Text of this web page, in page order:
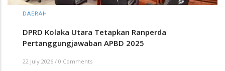
DAERAH
DPRD Kolaka Utara Tetapkan Ranperda
Pertanggungjawaban APBD 2025
22 July 2026 / 0 Comments